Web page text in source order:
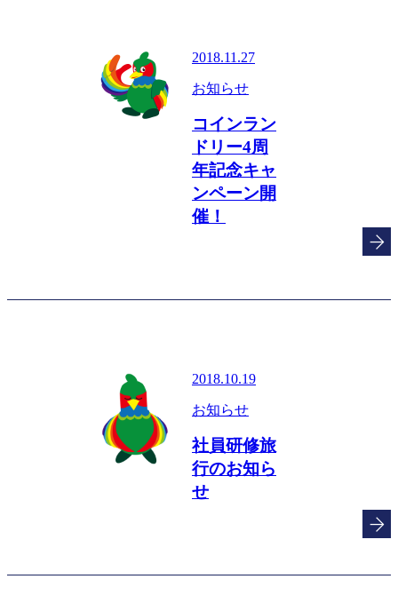
2018.11.27
お知らせ
コインラン
ドリー4周
年記念キャ
ンペーン開
催！
2018.10.19
お知らせ
社員研修旅
行のお知ら
せ